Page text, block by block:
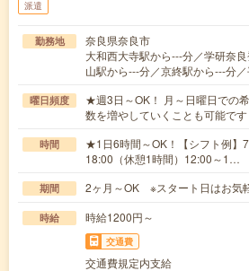
派遣
勤務地
奈良県奈良市
大和西大寺駅から---分／学研奈
山駅から---分／京終駅から---分
曜日頻度
★週3日～OK！ 月～日曜日での
数を増やしていくことも可能です
時間
★1日6時間～OK！【シフト例】
18:00（休憩1時間）12:00～1…
期間 2ヶ月～OK ※スタート日はお気
時給 時給1200円～
交通費
交通費規定内支給